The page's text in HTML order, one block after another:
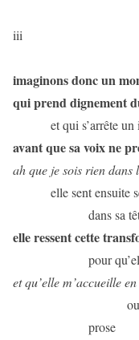
iii
imaginons donc un
qui prend dignement
et qui s’arrête
avant que sa voix ne
ah que je sois rien dans
elle sent ensuite
dans sa
elle ressent cette
pour
et qu’elle m’accueille
prose